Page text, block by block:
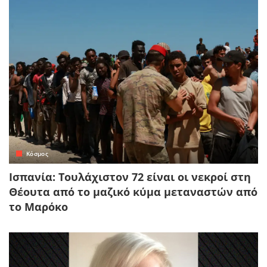
Κόσμος
Ισπανία: Τουλάχιστον 72 είναι οι νεκροί στη
Θέουτα από το μαζικό κύμα μεταναστών από
το Μαρόκο